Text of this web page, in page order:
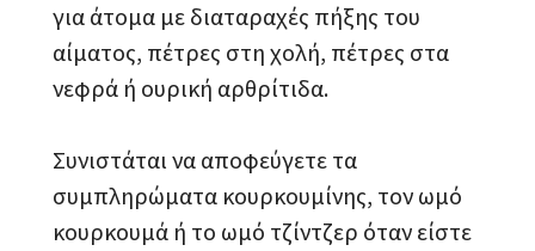
για άτομα με διαταραχές πήξης του
αίματος, πέτρες στη χολή, πέτρες στα
νεφρά ή ουρική αρθρίτιδα.
Συνιστάται να αποφεύγετε τα
συμπληρώματα κουρκουμίνης, τον ωμό
κουρκουμά ή το ωμό τζίντζερ όταν είστε